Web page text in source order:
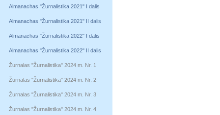
Almanachas "Žurnalistika 2021" I dalis
Almanachas "Žurnalistika 2021" II dalis
Almanachas "Žurnalistika 2022" I dalis
Almanachas "Žurnalistika 2022" II dalis
Žurnalas "Žurnalistika" 2024 m. Nr. 1
Žurnalas "Žurnalistika" 2024 m. Nr. 2
Žurnalas "Žurnalistika" 2024 m. Nr. 3
Žurnalas "Žurnalistika" 2024 m. Nr. 4